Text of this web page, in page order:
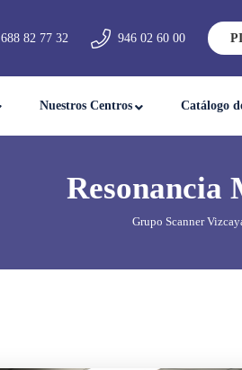
688 82 77 32 946 02 60 00
Nuestros Centros Catálogo
Resonancia
Grupo Scanner